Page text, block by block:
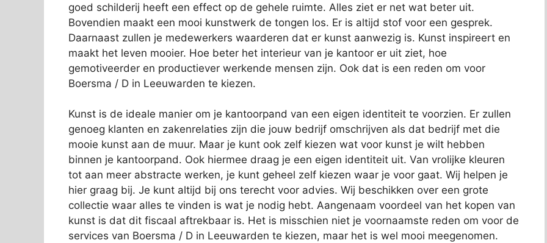
goed schilderij heeft een effect op de gehele ruimte. Alles ziet er net wat beter uit.
Bovendien maakt een mooi kunstwerk de tongen los. Er is altijd stof voor een gesprek.
Daarnaast zullen je medewerkers waarderen dat er kunst aanwezig is. Kunst inspireert en
maakt het leven mooier. Hoe beter het interieur van je kantoor er uit ziet, hoe
gemotiveerder en productiever werkende mensen zijn. Ook dat is een reden om voor
Boersma / D in Leeuwarden te kiezen.
Kunst is de ideale manier om je kantoorpand van een eigen identiteit te voorzien. Er zullen
genoeg klanten en zakenrelaties zijn die jouw bedrijf omschrijven als dat bedrijf met die
mooie kunst aan de muur. Maar je kunt ook zelf kiezen wat voor kunst je wilt hebben
binnen je kantoorpand. Ook hiermee draag je een eigen identiteit uit. Van vrolijke kleuren
tot aan meer abstracte werken, je kunt geheel zelf kiezen waar je voor gaat. Wij helpen je
hier graag bij. Je kunt altijd bij ons terecht voor advies. Wij beschikken over een grote
collectie waar alles te vinden is wat je nodig hebt. Aangenaam voordeel van het kopen van
kunst is dat dit fiscaal aftrekbaar is. Het is misschien niet je voornaamste reden om voor de
services van Boersma / D in Leeuwarden te kiezen, maar het is wel mooi meegenomen.